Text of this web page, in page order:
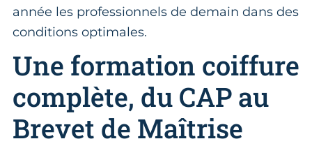
année les professionnels de demain dans des
conditions optimales.
Une formation coiffure
complète, du CAP au
Brevet de Maîtrise